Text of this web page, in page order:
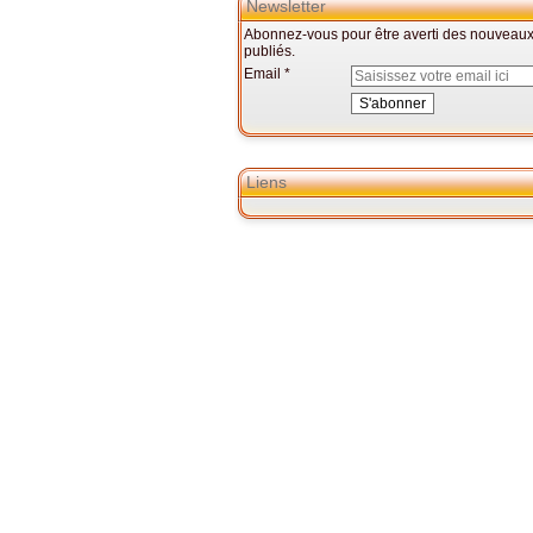
Newsletter
Abonnez-vous pour être averti des
publiés.
Email
Liens